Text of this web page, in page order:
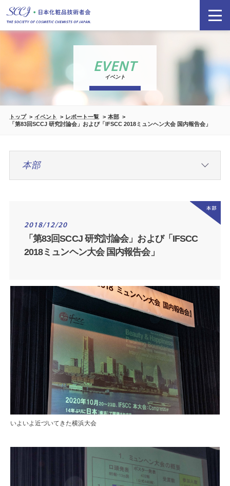
EVENT
イベント
トップ イベント レポート一覧
本部
「第83回SCCJ 研究討論会」および「IFSCC 2018ミュンヘン大会 国内報告会」
2018/12/20
「第83回SCCJ 研究討論会」および「IFSCC
2018ミュンヘン大会 国内報告会」
いよいよ近づいてきた横浜大会